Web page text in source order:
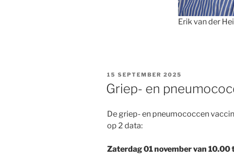
Erik van der
GEPLAATST
15 SEPTEMBER 2025
Griep- en
De griep- en pneumococcen
op 2 data:
Zaterdag 01 november van